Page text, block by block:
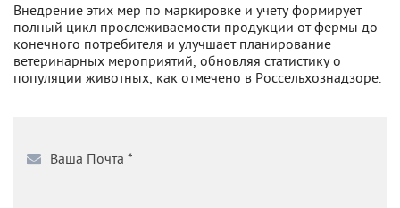
Внедрение этих мер по маркировке и учету формирует
полный цикл прослеживаемости продукции от фермы до
конечного потребителя и улучшает планирование
ветеринарных мероприятий, обновляя статистику о
популяции животных, как отмечено в Россельхознадзоре.